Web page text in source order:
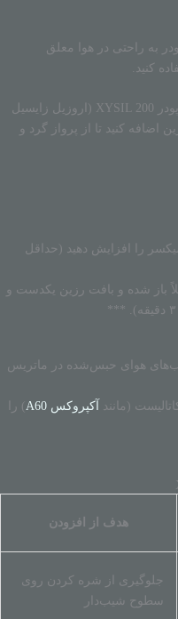
به راحتی در هوا معلق
میکسر را با دور پایین روشن کنید و پودر XYSIL 200 (اروزیل زایسیل
اضافه کنید تا از پرواز گرد و
را افزایش دهید (حداقل
باز شده و بافت رزین یکدست و
هوای حبس‌شده در ماتریس
(مانند آکپروکس A60
) را
هدف از افزودن
جلوگیری از شره کردن روی
سطوح شیب‌دار